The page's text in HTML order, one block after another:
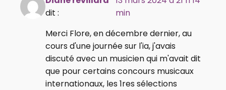
dit :
min
Merci Flore, en décembre dernier, au
cours d'une journée sur l'ia, j'avais
discuté avec un musicien qui m'avait dit
que pour certains concours musicaux
internationaux, les 1res sélections